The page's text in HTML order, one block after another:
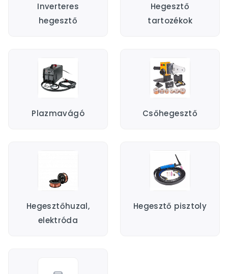
Inverteres
hegesztő
Hegesztő
tartozékok
Plazmavágó Csőhegesztő
Hegesztőhuzal,
elektróda
Hegesztő pisztoly